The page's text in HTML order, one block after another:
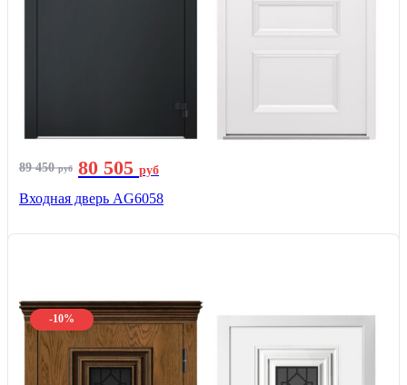
89 450руб 80 505 руб
Входная дверь AG6058
-10%